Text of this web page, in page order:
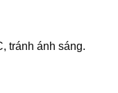
tránh ánh sáng.